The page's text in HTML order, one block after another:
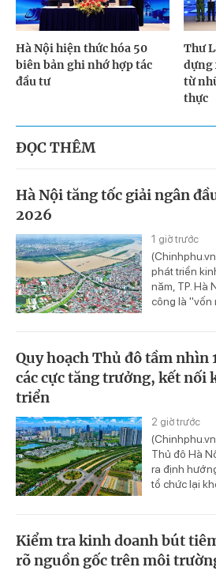
Hà Nội hiện thức hóa 50
biên bản ghi nhớ hợp tác
đầu tư
Thư
dựng
từ
thực
ĐỌC THÊM
Hà Nội tăng tốc giải ngân
2026
1 giờ trước
phát triển
năm, TP. Hà
công là "vốn
Quy hoạch Thủ đô tầm nhìn
các cực tăng trưởng, kết nối
triển
2 giờ trước
Thủ đô Hà
ra định
tổ chức lại
Kiểm tra kinh doanh bút
rõ nguồn gốc trên môi